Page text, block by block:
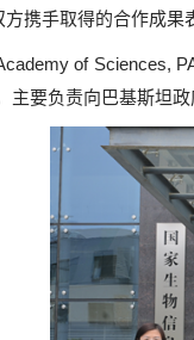
携手取得的合作成
of Sciences,
主要负责向巴基斯坦